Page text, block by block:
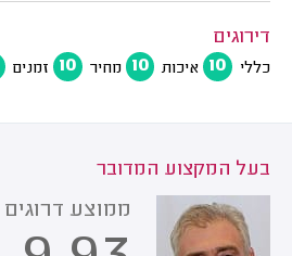
דירוגים
כללי 10 איכות 10 מחיר 10 זמנים
בעל המקצוע המדובר
ממוצע דרוגים